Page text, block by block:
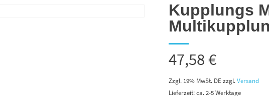
Kupplungs
47,58€
Zzgl. 19% MwSt. DE zzgl.Versand
Lieferzeit: ca. 2-5 Werktage